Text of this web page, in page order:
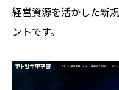
経営資源を活かした新
ントです。